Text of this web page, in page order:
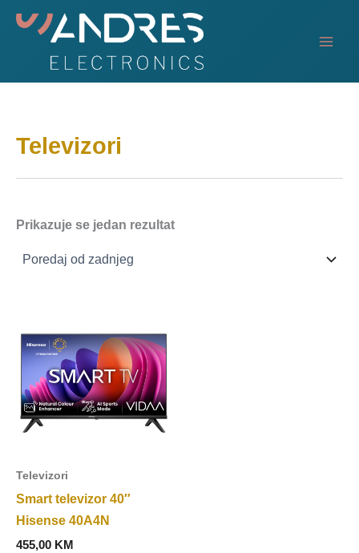
Televizori
Prikazuje se jedan rezultat
Televizori
Smart televizor 40″
Hisense 40A4N
455,00 KM